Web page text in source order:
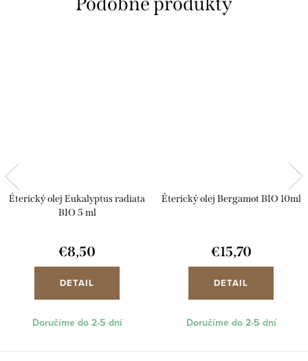
Éterický olej Eukalyptus radiata
BIO 5 ml
€8,50
DETAIL
Doručíme do 2-5 dní
Éterický olej Bergamot BIO 10ml
€15,70
DETAIL
Doručíme do 2-5 dní